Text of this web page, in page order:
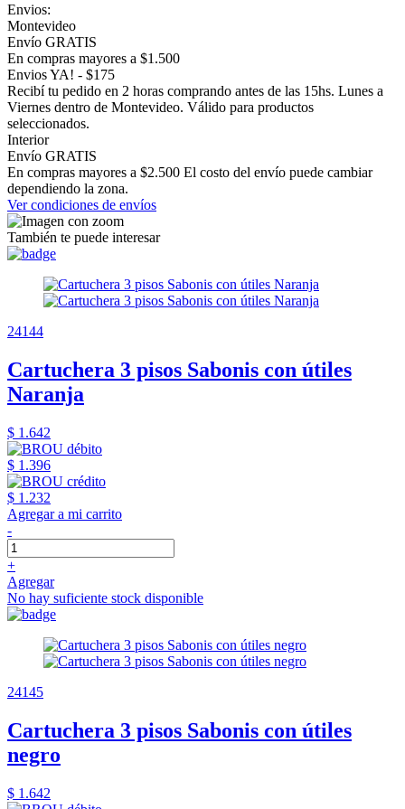
Envios:
Montevideo
Envío GRATIS
En compras mayores a $1.500
Envios YA! - $175
Recibí tu pedido en 2 horas comprando antes de las 15hs. Lunes a
Viernes dentro de Montevideo. Válido para productos
seleccionados.
Interior
Envío GRATIS
En compras mayores a $2.500 El costo del envío puede cambiar
dependiendo la zona.
Ver condiciones de envíos
También te puede interesar
24144
Cartuchera 3 pisos Sabonis con útiles
Naranja
$ 1.642
$ 1.396
$ 1.232
Agregar a mi carrito
-
+
Agregar
No hay suficiente stock disponible
24145
Cartuchera 3 pisos Sabonis con útiles
negro
$ 1.642